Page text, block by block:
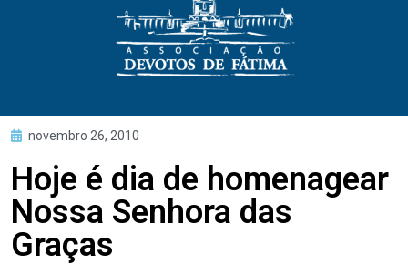
novembro 26, 2010
Hoje é dia de homenagear
Nossa Senhora das
Graças